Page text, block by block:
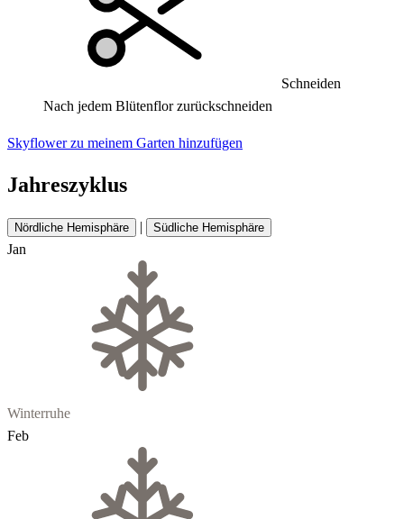
Schneiden
Nach jedem Blütenflor zurückschneiden
Skyflower zu meinem Garten hinzufügen
Jahreszyklus
Nördliche Hemisphäre | Südliche Hemisphäre
Jan
Winterruhe
Feb